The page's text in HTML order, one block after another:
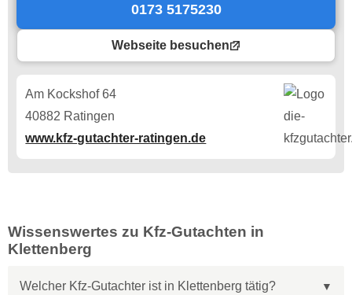
0173 5175230
Webseite besuchen
Am Kockshof 64
40882 Ratingen
www.kfz-gutachter-ratingen.de
Wissenswertes zu Kfz-Gutachten in
Klettenberg
Welcher Kfz-Gutachter ist in Klettenberg tätig?